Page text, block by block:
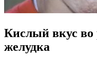
Кислый вкус во
желудка